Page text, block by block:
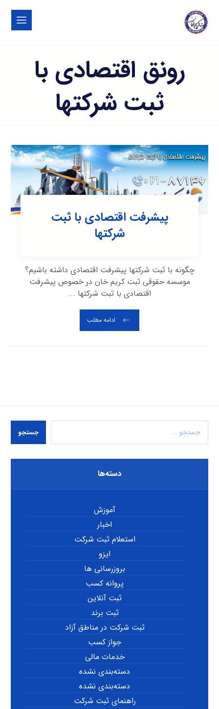
رونق اقتصادی با
ثبت شرکتها
پیشرفت اقتصادی با ثبت
شرکتها
چگونه با ثبت شرکتها پیشرفت اقتصادی داشته باشیم؟
موسسه حقوقی ثبت کریم خان در خصوص پیشرفت
اقتصادی با ثبت شرکتها ...
ادامه مطلب
جستجو
دسته‌ها
آموزش
اخبار
استعلام ثبت شرکت
ایزو
بروزرسانی ها
پروانه کسب
ثبت آنلاین
ثبت برند
ثبت شرکت در مناطق آزاد
جواز کسب
خدمات مالی
دسته‌بندی نشده
دسته‌بندی نشده
راهنمای ثبت شرکت